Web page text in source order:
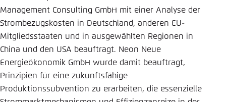
Management Consulting GmbH mit einer Analyse der
Strombezugskosten in Deutschland, anderen EU-
Mitgliedsstaaten und in ausgewählten Regionen in
China und den USA beauftragt. Neon Neue
Energieökonomik GmbH wurde damit beauftragt,
Prinzipien für eine zukunftsfähige
Produktionssubvention zu erarbeiten, die essenzielle